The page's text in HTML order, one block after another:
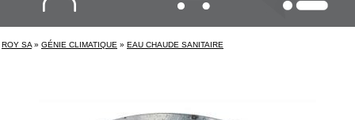
ROY SA » GÉNIE CLIMATIQUE » EAU CHAUDE SANITAIRE